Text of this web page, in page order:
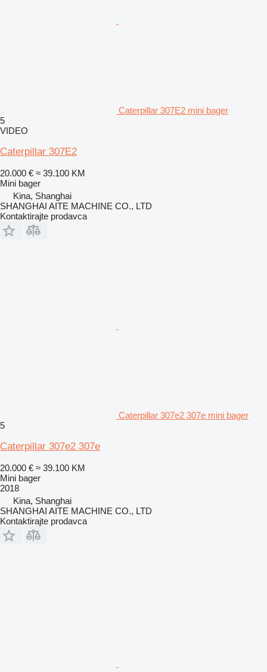
Caterpillar 307E2 mini bager
5
VIDEO
Caterpillar 307E2
20.000 € ≈ 39.100 KM
Mini bager
Kina, Shanghai
SHANGHAI AITE MACHINE CO., LTD
Kontaktirajte prodavca
Caterpillar 307e2 307e mini bager
5
Caterpillar 307e2 307e
20.000 € ≈ 39.100 KM
Mini bager
2018
Kina, Shanghai
SHANGHAI AITE MACHINE CO., LTD
Kontaktirajte prodavca